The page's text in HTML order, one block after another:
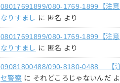
08017691899/080-1769-1899【注
なりすまし に 匿名 より
08017691899/080-1769-1899【注
なりすまし に 匿名 より
09081800488/090-8180-0488 【
セ警察 に それどころじゃないんだ